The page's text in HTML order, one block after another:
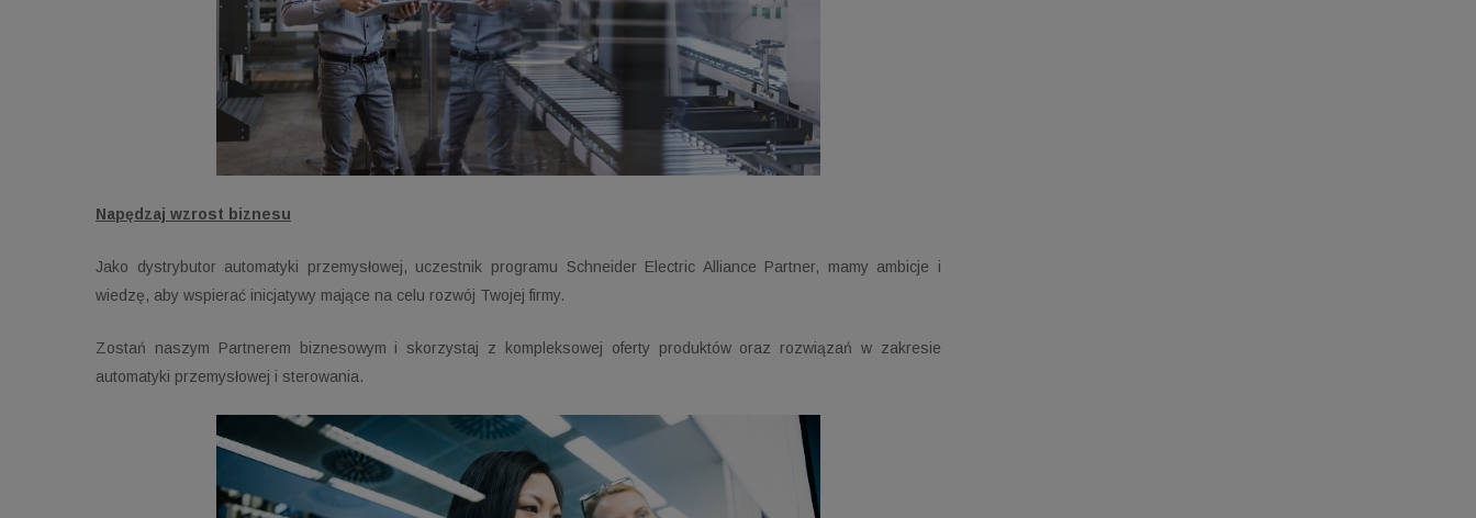
Napędzaj wzrost biznesu
Jako dystrybutor automatyki przemysłowej, uczestnik programu Schneider Electric Alliance Partner, mamy ambicje i
wiedzę, aby wspierać inicjatywy mające na celu rozwój Twojej firmy.
Zostań naszym Partnerem biznesowym i skorzystaj z kompleksowej oferty produktów oraz rozwiązań w zakresie
automatyki przemysłowej i sterowania.